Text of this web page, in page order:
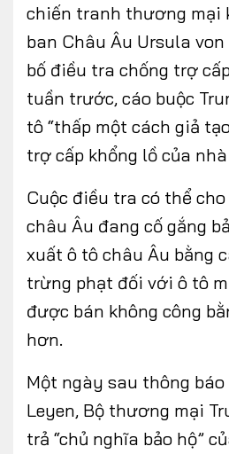
chiến tranh thương mại
ban Châu Âu Ursula
bố điều tra chống trợ
tuần trước, cáo buộc
tô “thấp một cách giả
trợ cấp khổng lồ của
Cuộc điều tra có thể
châu Âu đang cố gắng
xuất ô tô châu Âu bằng
trừng phạt đối với ô tô
được bán không công
hơn.
Một ngày sau thông báo
Leyen, Bộ thương mại
trả “chủ nghĩa bảo hộ”